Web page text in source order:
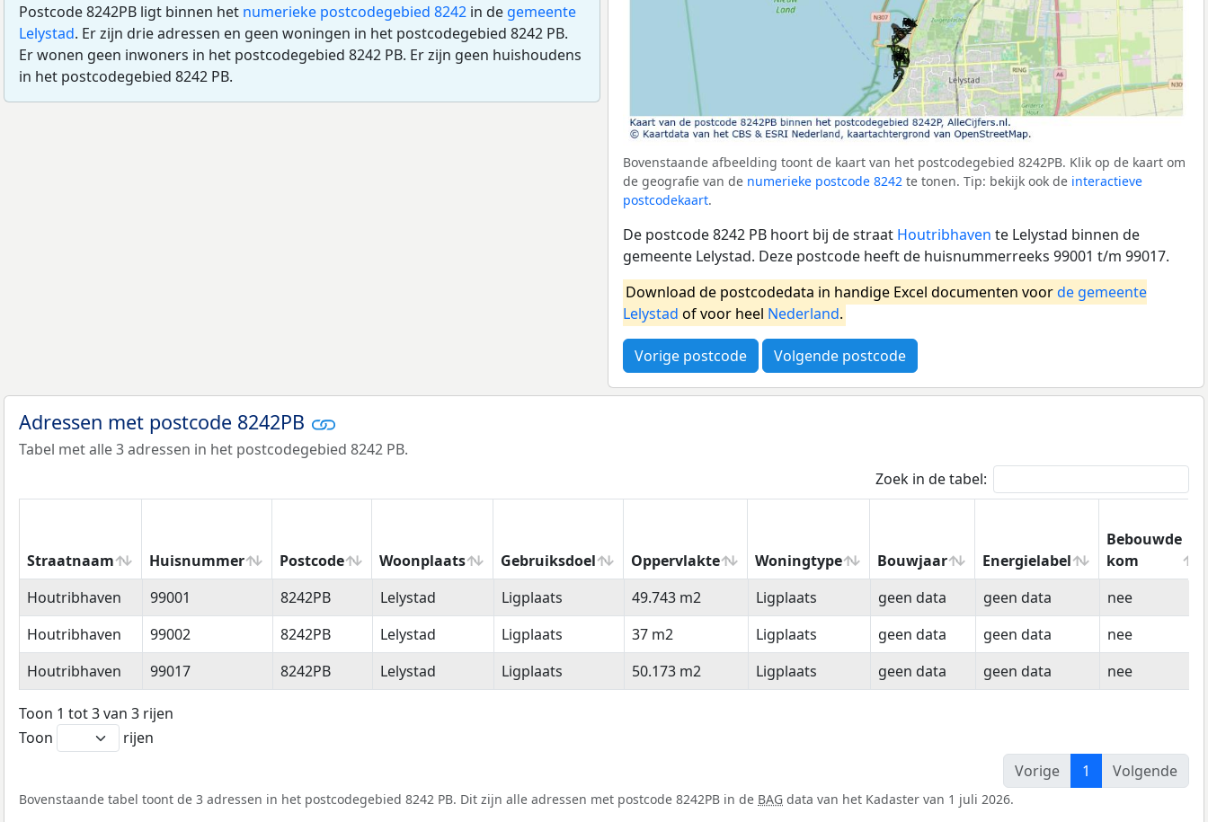
Postcode 8242PB ligt binnen het numerieke postcodegebied 8242 in de gemeente
Lelystad. Er zijn drie adressen en geen woningen in het postcodegebied 8242 PB.
Er wonen geen inwoners in het postcodegebied 8242 PB. Er zijn geen huishoudens
in het postcodegebied 8242 PB.
Bovenstaande afbeelding toont de kaart van het postcodegebied 8242PB. Klik op de kaart om
de geografie van de numerieke postcode 8242 te tonen. Tip: bekijk ook de interactieve
postcodekaart.
De postcode 8242 PB hoort bij de straat Houtribhaven te Lelystad binnen de
gemeente Lelystad. Deze postcode heeft de huisnummerreeks 99001 t/m 99017.
Download de postcodedata in handige Excel documenten voorde gemeente
Lelystad of voor heel Nederland.
Vorige postcode Volgende postcode
Adressen met postcode 8242PB
Tabel met alle 3 adressen in het postcodegebied 8242 PB.
Zoek in de tabel:
Straatnaam Huisnummer Postcode Woonplaats Gebruiksdoel Oppervlakte Woningtype Bouwjaar Energielabel
Bebouwde
kom
Straatnaam
Huisnummer Postcode Woonplaats Gebruiksdoel Oppervlakte Woningtype Bouwjaar Energielabel
Bebouwde
kom
Houtribhaven 99001 8242PB Lelystad Ligplaats 49.743 m2 Ligplaats geen data geen data
nee
Houtribhaven
99002 8242PB Lelystad Ligplaats 37 m2 Ligplaats geen data geen data
nee
Houtribhaven
99017 8242PB Lelystad Ligplaats 50.173 m2 Ligplaats geen data geen data nee
Toon 1 tot 3 van 3 rijen
Toon
rijen
Vorige
1 Volgende
Bovenstaande tabel toont de 3 adressen in het postcodegebied 8242 PB. Dit zijn alle adressen met postcode 8242PB in de BAG data van het Kadaster van 1 juli 2026.